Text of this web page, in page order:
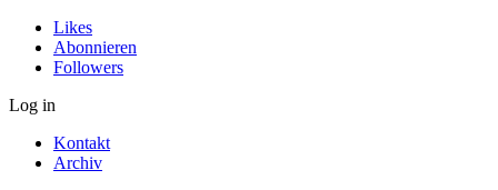
Likes
Abonnieren
Followers
Log in
Kontakt
Archiv